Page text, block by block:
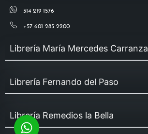
314 219 1576
+57 601 283 2200
Librería María Mercedes Carranza
Librería Fernando del Paso
Librería Remedios la Bella